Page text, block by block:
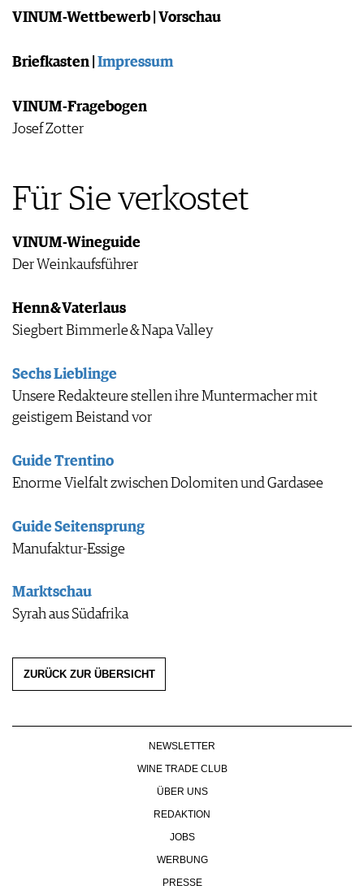
VINUM-Wettbewerb | Vorschau
Briefkasten | Impressum
VINUM-Fragebogen
Josef Zotter
Für Sie verkostet
VINUM-Wineguide
Der Weinkaufsführer
Henn & Vaterlaus
Siegbert Bimmerle & Napa Valley
Sechs Lieblinge
Unsere Redakteure stellen ihre Muntermacher mit
geistigem Beistand vor
Guide Trentino
Enorme Vielfalt zwischen Dolomiten und Gardasee
Guide Seitensprung
Manufaktur-Essige
Marktschau
Syrah aus Südafrika
ZURÜCK ZUR ÜBERSICHT
NEWSLETTER
WINE TRADE CLUB
ÜBER UNS
REDAKTION
JOBS
WERBUNG
PRESSE